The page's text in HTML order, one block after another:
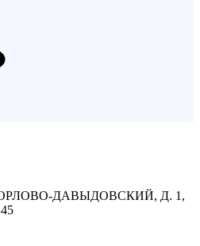
ОРЛОВО-ДАВЫДОВСКИЙ, Д. 1,